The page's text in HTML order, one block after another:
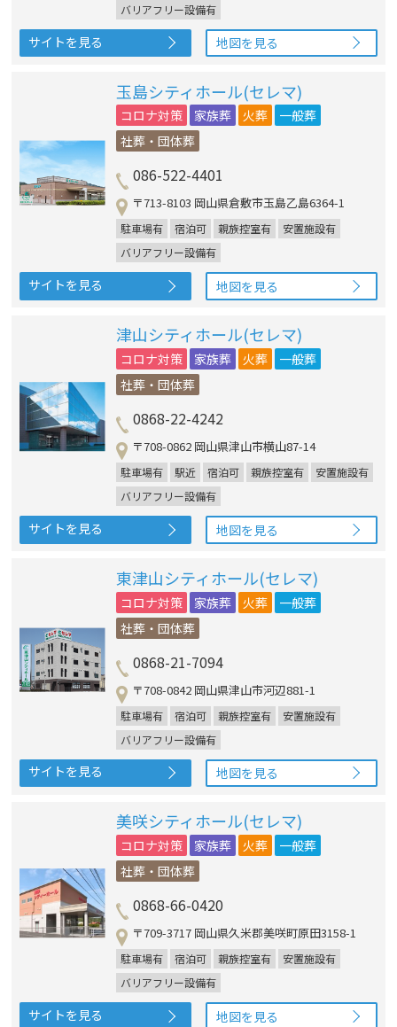
バリアフリー設備有
サイトを見る 地図を見る
玉島シティホール(セレマ)
コロナ対策 家族葬 火葬
一般葬
社葬・団体葬
086-522-4401
〒713-8103 岡山県倉敷市玉島乙島6364-1
駐車場有 宿泊可 親族控室有
安置施設有
バリアフリー設備有
サイトを見る 地図を見る
津山シティホール(セレマ)
コロナ対策 家族葬 火葬
一般葬
社葬・団体葬
0868-22-4242
〒708-0862 岡山県津山市横山87-14
駐車場有 駅近 宿泊可 親族控室有
安置施設有
バリアフリー設備有
サイトを見る 地図を見る
東津山シティホール(セレマ)
コロナ対策 家族葬 火葬
一般葬
社葬・団体葬
0868-21-7094
〒708-0842 岡山県津山市河辺881-1
駐車場有 宿泊可 親族控室有
安置施設有
バリアフリー設備有
サイトを見る 地図を見る
美咲シティホール(セレマ)
コロナ対策 家族葬 火葬
一般葬
社葬・団体葬
0868-66-0420
〒709-3717 岡山県久米郡美咲町原田3158-1
駐車場有 宿泊可 親族控室有
安置施設有
バリアフリー設備有
サイトを見る 地図を見る